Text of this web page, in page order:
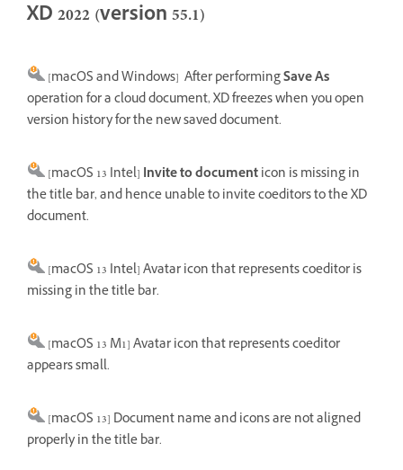
XD 2022 (version 55.1)
[macOS and Windows] After performingSave As
operation for a cloud document, XD freezes when you open
version history for the new saved document.
[macOS 13 Intel] Invite to documenticon is missing in
the title bar, and hence unable to invite coeditors to the XD
document.
[macOS 13 Intel] Avatar icon that represents coeditor is
missing in the title bar.
[macOS 13 M1] Avatar icon that represents coeditor
appears small.
[macOS 13] Document name and icons are not aligned
properly in the title bar.